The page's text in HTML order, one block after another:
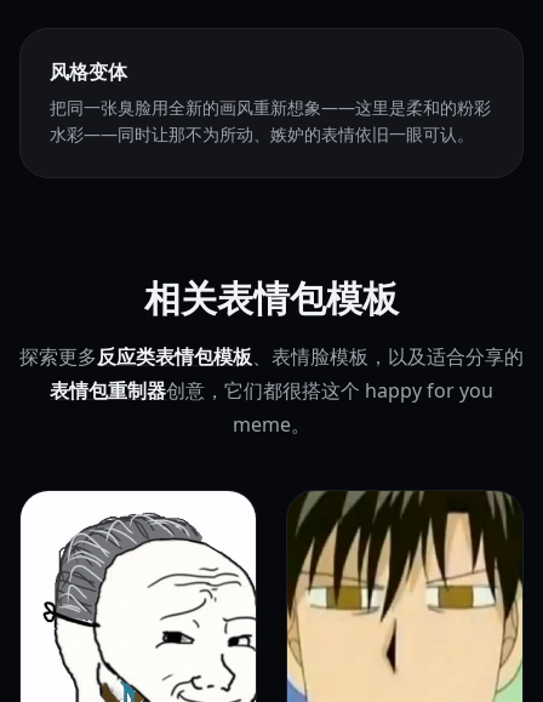
风格变体
把同一张臭脸用全新的画风重新想象——这里是柔和的粉彩
水彩——同时让那不为所动、嫉妒的表情依旧一眼可认。
相关表情包模板
探索更多反应类表情包模板、表情脸模板，以及适合分享的
表情包重制器创意，它们都很搭这个 happy for you
meme。